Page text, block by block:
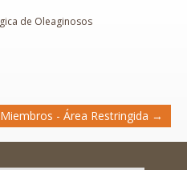
Miembros - Área Restringida →